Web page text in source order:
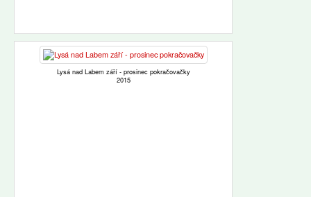
Lysá nad Labem září - prosinec pokračovačky
2015